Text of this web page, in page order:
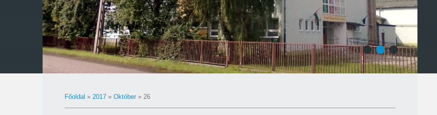
1 2 3
Főoldal » 2017 » Október » 26